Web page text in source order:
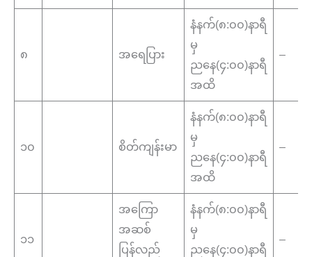
၈ အရေပြား
နံနက်(၈:၀၀)နာရီ
မှ
ညနေ(၄:၀၀)နာရီ
အထိ
–
၁၀ စိတ်ကျန်းမာ
နံနက်(၈:၀၀)နာရီ
မှ
ညနေ(၄:၀၀)နာရီ
အထိ
–
၁၁
အကြော
အဆစ်
ပြန်လည်
နံနက်(၈:၀၀)နာရီ
မှ
ညနေ(၄:၀၀)နာရီ
–